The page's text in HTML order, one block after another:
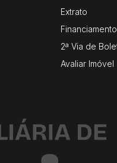
Extrato
Financiamento
2ª Via de
Avaliar Imóvel